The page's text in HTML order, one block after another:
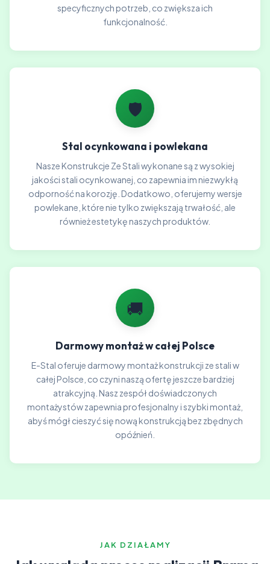
specyficznych potrzeb, co zwiększa ich
funkcjonalność.
🛡️
Stal ocynkowana i powlekana
Nasze Konstrukcje Ze Stali wykonane są z wysokiej
jakości stali ocynkowanej, co zapewnia im niezwykłą
odporność na korozję. Dodatkowo, oferujemy wersje
powlekane, które nie tylko zwiększają trwałość, ale
również estetykę naszych produktów.
🚚
Darmowy montaż w całej Polsce
E-Stal oferuje darmowy montaż konstrukcji ze stali w
całej Polsce, co czyni naszą ofertę jeszcze bardziej
atrakcyjną. Nasz zespół doświadczonych
montażystów zapewnia profesjonalny i szybki montaż,
abyś mógł cieszyć się nową konstrukcją bez zbędnych
opóźnień.
JAK DZIAŁAMY